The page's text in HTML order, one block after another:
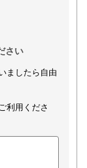
さい
ましたら自由
利用くださ